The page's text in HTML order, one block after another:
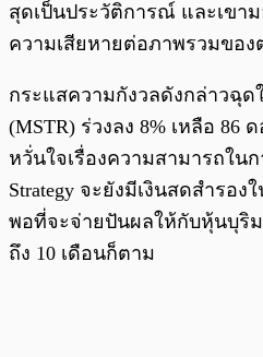
สุดเป็นประวัติการณ์ และเขาม
ความเสียหายต่อภาพรวมของ
กระแสความกังวลดังกล่าวฉุด
(MSTR) ร่วงลง 8% เหลือ 86
หวั่นใจเรื่องความสามารถใน
Strategy จะยังมีเงินสดสำรอง
พอที่จะจ่ายปันผลให้กับหุ้นบุริ
ถึง 10 เดือนก็ตาม